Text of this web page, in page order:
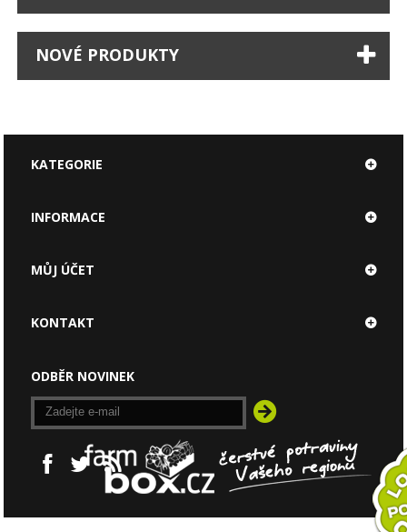
NOVÉ PRODUKTY
KATEGORIE
INFORMACE
MŮJ ÚČET
KONTAKT
ODBĚR NOVINEK